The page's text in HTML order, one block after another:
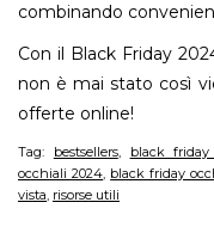
combinando
Con il Black Friday
non è mai stato così
offerte online!
Tag: bestsellers, black friday
occhiali 2024 black friday
vista risorse utili